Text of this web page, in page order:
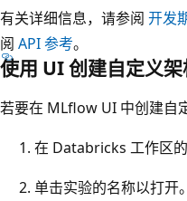
有关详细信息，请参阅 开发
阅 API 参考。
使用 UI 创建自定义
若要在 MLflow UI 中创建自
在 Databricks 工作区
单击实验的名称以打开。